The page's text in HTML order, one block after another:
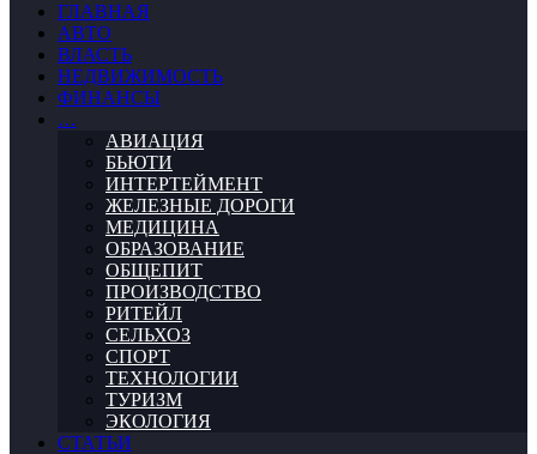
ГЛАВНАЯ
АВТО
ВЛАСТЬ
НЕДВИЖИМОСТЬ
ФИНАНСЫ
…
АВИАЦИЯ
БЬЮТИ
ИНТЕРТЕЙМЕНТ
ЖЕЛЕЗНЫЕ ДОРОГИ
МЕДИЦИНА
ОБРАЗОВАНИЕ
ОБЩЕПИТ
ПРОИЗВОДСТВО
РИТЕЙЛ
СЕЛЬХОЗ
СПОРТ
ТЕХНОЛОГИИ
ТУРИЗМ
ЭКОЛОГИЯ
СТАТЬИ